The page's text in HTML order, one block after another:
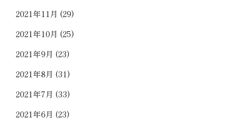
2021年11月 (29)
2021年10月 (25)
2021年9月 (23)
2021年8月 (31)
2021年7月 (33)
2021年6月 (23)